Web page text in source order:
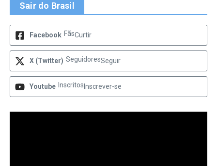
Sair do Brasil
Facebook FãsCurtir
X (Twitter) SeguidoresSeguir
Youtube Inscritos Inscrever-se